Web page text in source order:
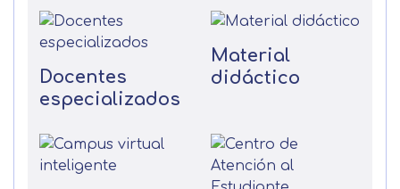
Docentes
especializados
Material
didáctico